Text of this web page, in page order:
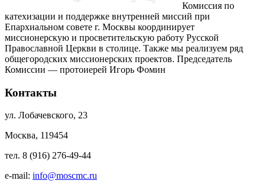
Комиссия по
катехизации и поддержке внутренней миссий при
Епархиальном совете г. Москвы координирует
миссионерскую и просветительскую работу Русской
Православной Церкви в столице. Также мы реализуем ряд
общегородских миссионерских проектов. Председатель
Комиссии — протоиерей Игорь Фомин
Контакты
ул. Лобачевского, 23
Москва, 119454
тел. 8 (916) 276-49-44
e-mail: info@moscmc.ru